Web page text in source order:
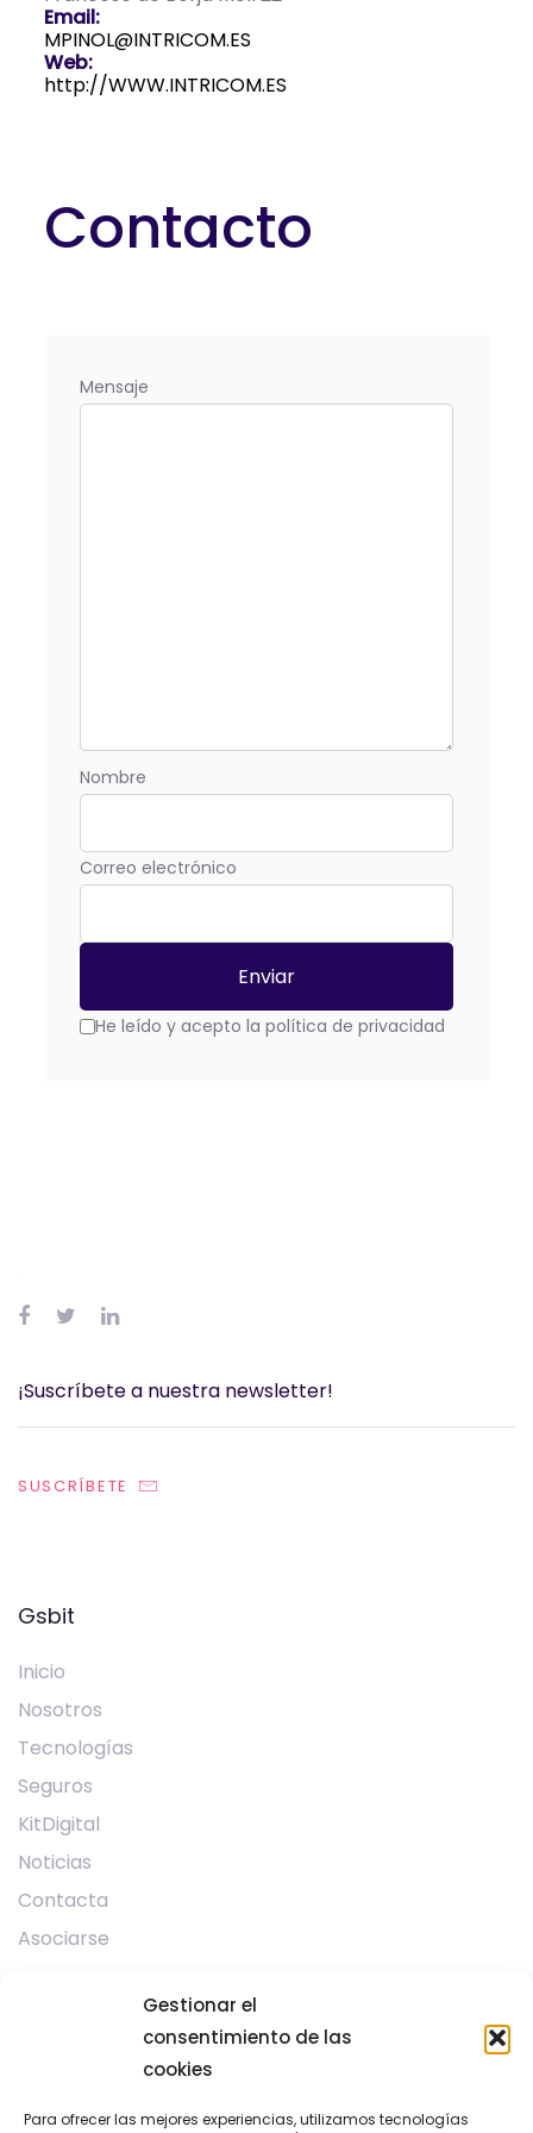
Gestionar el
consentimiento de las
cookies
Para ofrecer las mejores experiencias, utilizamos tecnologías
Email:
MPINOL@INTRICOM.ES
Web:
http://WWW.INTRICOM.ES
Contacto
Nombre
Correo electrónico
He leído y acepto la política de privacidad
Mensaje
SUSCRÍBETE
Gsbit
Inicio
Nosotros
Tecnologías
Seguros
KitDigital
Noticias
Contacta
Asociarse
Mentorización